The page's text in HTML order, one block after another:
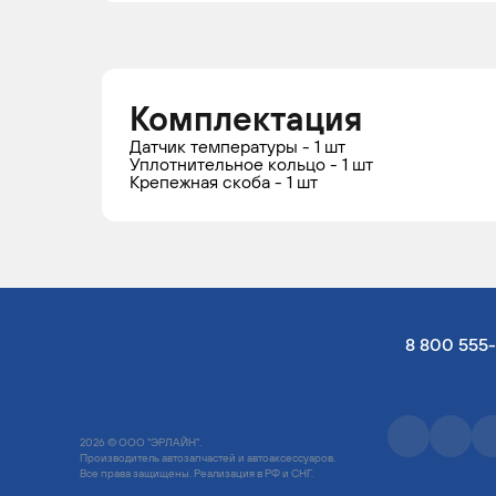
Комплектация
Датчик температуры - 1 шт
Уплотнительное кольцо - 1 шт
Крепежная скоба - 1 шт
8 800
2026 © ООО "ЭРЛАЙН".
Производитель автозапчастей и автоаксессуаров.
Все права защищены. Реализация в РФ и СНГ.